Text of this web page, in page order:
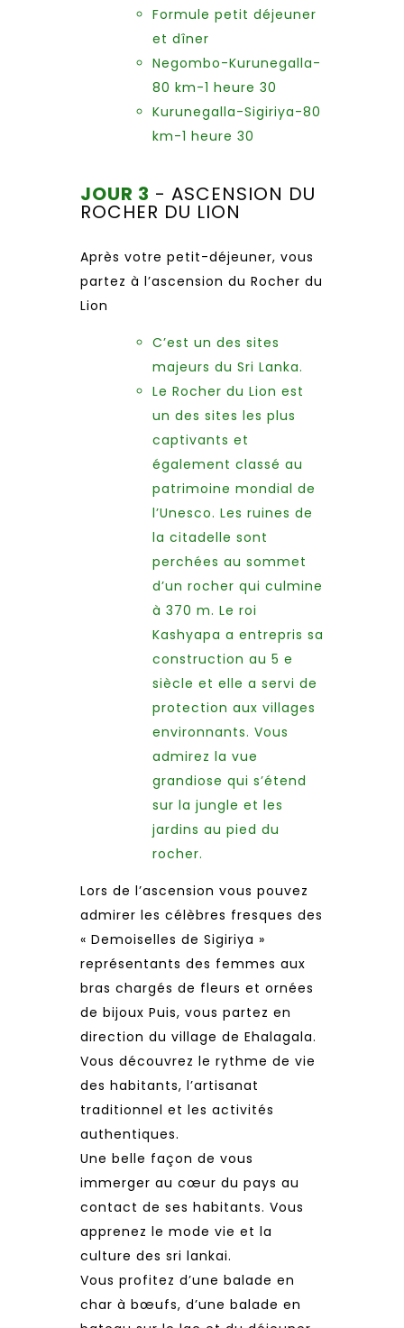
Formule petit déjeuner
et dîner
Negombo-Kurunegalla-
80 km-1 heure 30
Kurunegalla-Sigiriya-80
km-1 heure 30
JOUR 3 - ASCENSION DU
ROCHER DU LION
Après votre petit-déjeuner, vous
partez à l’ascension du Rocher du
Lion
C’est un des sites
majeurs du Sri Lanka.
Le Rocher du Lion est
un des sites les plus
captivants et
également classé au
patrimoine mondial de
l’Unesco. Les ruines de
la citadelle sont
perchées au sommet
d’un rocher qui culmine
à 370 m. Le roi
Kashyapa a entrepris sa
construction au 5 e
siècle et elle a servi de
protection aux villages
environnants. Vous
admirez la vue
grandiose qui s’étend
sur la jungle et les
jardins au pied du
rocher.
Lors de l’ascension vous pouvez
admirer les célèbres fresques des
« Demoiselles de Sigiriya »
représentants des femmes aux
bras chargés de fleurs et ornées
de bijoux Puis, vous partez en
direction du village de Ehalagala.
Vous découvrez le rythme de vie
des habitants, l’artisanat
traditionnel et les activités
authentiques.
Une belle façon de vous
immerger au cœur du pays au
contact de ses habitants. Vous
apprenez le mode vie et la
culture des sri lankai.
Vous profitez d’une balade en
char à bœufs, d’une balade en